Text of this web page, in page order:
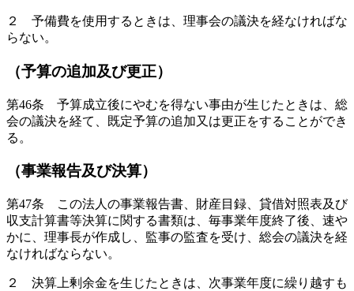
２ 予備費を使用するときは、理事会の議決を経なければな
らない。
（予算の追加及び更正）
第46条 予算成立後にやむを得ない事由が生じたときは、総
会の議決を経て、既定予算の追加又は更正をすることができ
る。
（事業報告及び決算）
第47条 この法人の事業報告書、財産目録、貸借対照表及び
収支計算書等決算に関する書類は、毎事業年度終了後、速や
かに、理事長が作成し、監事の監査を受け、総会の議決を経
なければならない。
２ 決算上剰余金を生じたときは、次事業年度に繰り越すも